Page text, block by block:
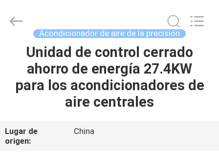
HOGAR
PRODUCTOS
NOSOTROS
Proveedor.
Copyright
Guangdong
Refrigeration
Acondicionador de aire de la precisión
Unidad de control cerrado
ahorro de energía 27.4KW
para los acondicionadores de
aire centrales
Lugar de
origen:
China